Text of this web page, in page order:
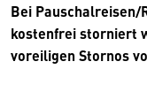
Bei
kostenfrei storniert
voreiligen Stornos